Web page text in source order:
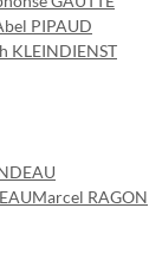
PIPAUD
KLEINDIENST
Marcel RAGON